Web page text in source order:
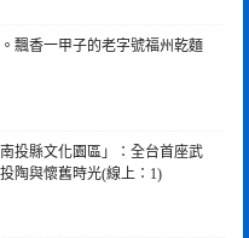
飄香一甲子的老字號福州乾麵
投縣文化園區」：全台首座武
陶與懷舊時光(線上：1)